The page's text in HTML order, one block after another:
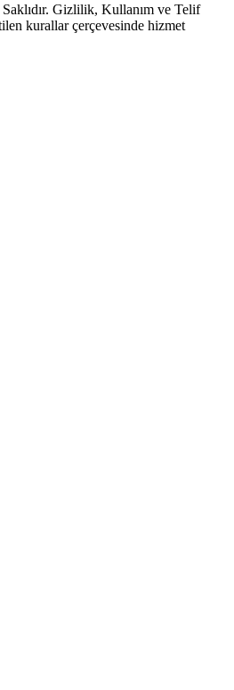
Gizlilik, Kullanım ve Telif
kurallar çerçevesinde hizmet